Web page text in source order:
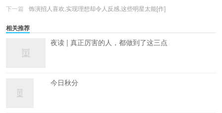
下一篇
饰演招人喜欢,实现理想却令人反感,这些明星太能[作]
相关推荐
夜读 | 真正厉害的人，都做到了这三点
今日秋分